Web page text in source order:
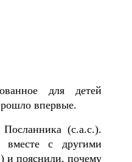
для детей
впервые.
(с.а.с.).
вместе с другими
и пояснили, почему